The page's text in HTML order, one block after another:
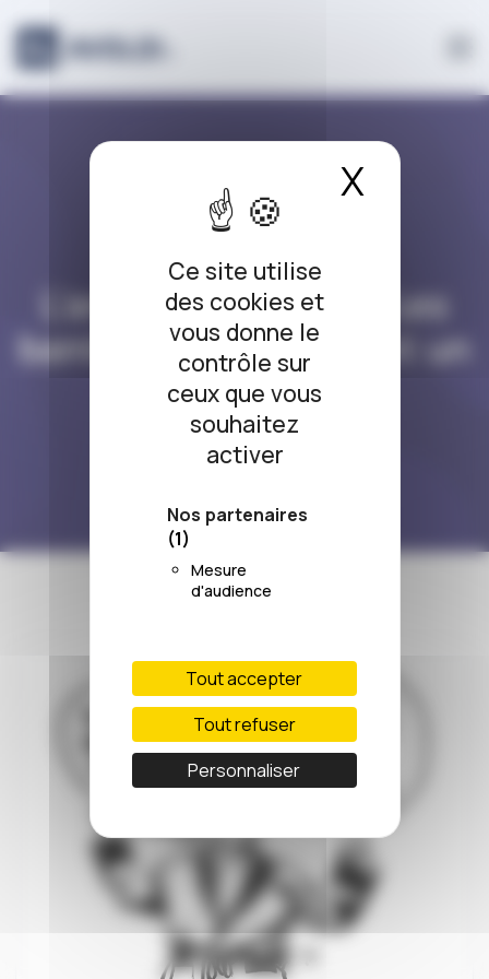
Panneau de gestion des cookies
Ce site utilise
des cookies et
vous donne le
contrôle sur
ceux que vous
souhaitez
activer
Nos partenaires
(1)
Mesure
d'audience
Tout accepter
Tout refuser
Personnaliser
X
L’ARRÊT DU JOUR
L’arrêt du jour #171 Les
bambous qui poussent un
peu trop loin
02/11/2019